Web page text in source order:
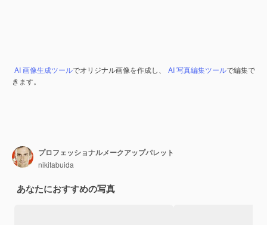
AI 画像生成ツールでオリジナル画像を作成し、 AI 写真編集ツールで編集で
きます。
プロフェッショナルメークアップパレット
nikitabuida
あなたにおすすめの写真